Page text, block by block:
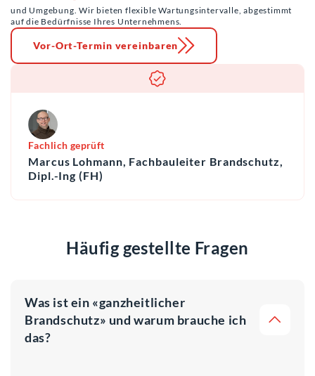
und Umgebung. Wir bieten flexible Wartungsintervalle, abgestimmt
auf die Bedürfnisse Ihres Unternehmens.
Vor-Ort-Termin vereinbaren
Fachlich geprüft
Marcus Lohmann, Fachbauleiter Brandschutz,
Dipl.-Ing (FH)
Häufig gestellte Fragen
Was ist ein «ganzheitlicher
Brandschutz» und warum brauche ich
das?